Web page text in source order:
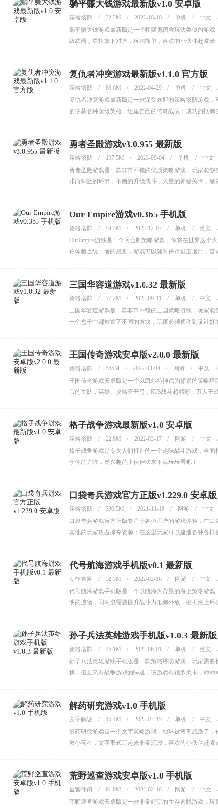
躺平赚大钱游戏最新版v1.0 安卓版
策略塔防 / 22.2M / 2022-10-10 / 单机 / 中文
/
躺平赚大钱游戏最新版是一个和猛鬼宿舍玩法类似的游
级武器，尽快拿下对方，玩法简单，喜欢的小伙伴赶紧来
复仇者冲突游戏最新版v1.1.0 官方版
策略塔防 / 83.6M / 2022-04-29 / 单机 / 中文
/
复仇者冲突游戏最新版是一款深受欢迎的策略塔防游戏
的招募各种超级英雄，组建自己的传奇战队；成功的抵
勇者圣殿游戏v3.0.955 最新版
策略塔防 / 107.5M / 2023-09-04 / 单机 /
中文
勇者圣殿游戏是一款非常不错的优质策略游戏，玩家能
张而刺激的环节，不断的升级战斗，大量的神秘关卡，感
Our Empire游戏v0.3b5 手机版
策略塔防 / 54.3M / 2023-12-07 / 单机 / 英文
/
OurEmpire游戏是一个回合制策略游戏，你将在世界这个
你体验当统一者的感觉，游戏可以随时保存进度退出，喜
三国华容道游戏v1.0.32 最新版
策略塔防 / 77.2M / 2023-09-11 / 单机 / 中文
/
三国华容道游戏是一款非常不错的三国策略游戏，玩家
一个盒子中都放置了不同的方块，玩家必须移动到设计
王国传奇游戏安卓版v2.0.0 最新版
策略塔防 / 565M / 2022-03-04 / 网游 / 中文
/
王国传奇游戏安卓版是一个以凯尔特神话为背景的策略
己的军队，英雄、攻略齐开弓，RTS战斗超精彩，万人
格子战争游戏最新版v1.0 安卓版
策略塔防 / 22.8M / 2022-02-17 / 网游 / 中文
/
格子战争游戏是专为人们打造的一个趣味战斗游戏，全
于你的方阵，感兴趣的小伙伴快来下载玩玩看吧！
口袋奇兵游戏官方正版v1.229.0 安卓版
策略塔防 / 390.5M / 2021-11-19 / 网游 /
中文
口袋奇兵游戏官方正版专注于各位用户的游戏体验，在
其他的玩家攻占掠夺资源；在这里玩家可以建造各种各
代号航海游戏手机版v0.1 最新版
动作冒险 / 52.5M / 2022-02-16 / 网游 / 中文
/
代号航海游戏手机版是一个以航海为背景的海上策略游
明的遗物，同时也需要提升战斗力抵御外敌，根据海上
孙子兵法英雄游戏手机版v1.0.3 最新版
策略塔防 / 46.1M / 2022-06-01 / 单机 / 英文
/
孙子兵法英雄游戏手机版是一款策略塔防游戏，玩家需
棋，但是又有战争游戏的味道，该游戏有很多关卡，冲
解药研究游戏v1.0 手机版
文字解谜 / 16.4M / 2023-03-15 / 单机 / 中文
/
解药研究游戏是一个文字策略游戏，地球被病毒感染了
救小蓝星，文字形式玩起来非常沉浸，喜欢的小伙伴赶紧
荒野巡查游戏安卓版v1.0 手机版
益智休闲 / 81.8M / 2022-02-16 / 网游 / 中文
/
荒野巡查游戏安卓版是一款非常好玩的生存逃脱游戏，